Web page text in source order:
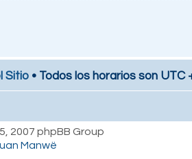
Sitio • Todos los horarios son UTC
2007 phpBB Group
Manwë